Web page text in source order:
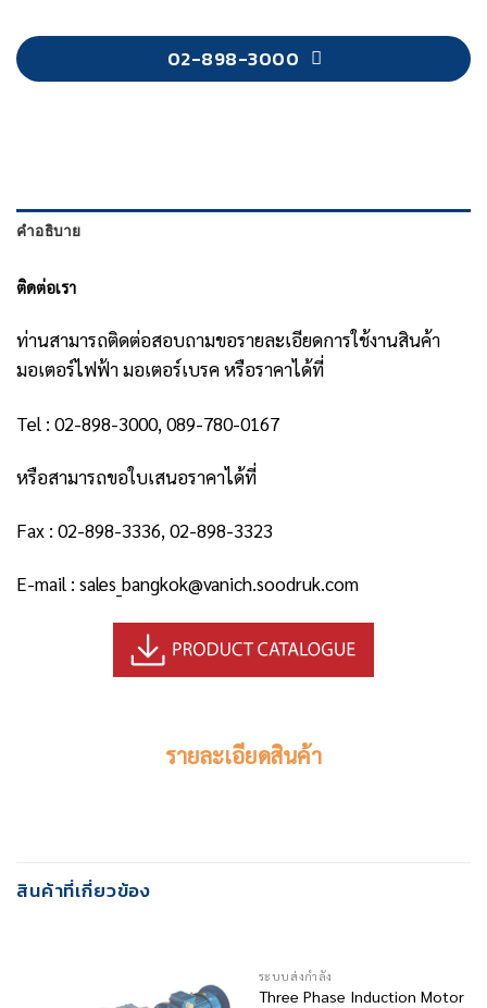
02-898-3000
คำอธิบาย
ติดต่อเรา
ท่านสามารถติดต่อสอบถามขอรายละเอียดการใช้งานสินค้า
มอเตอร์ไฟฟ้า มอเตอร์เบรค หรือราคาได้ที่
Tel : 02-898-3000, 089-780-0167
หรือสามารถขอใบเสนอราคาได้ที่
Fax : 02-898-3336, 02-898-3323
E-mail : sales_bangkok@vanich.soodruk.com
รายละเอียดสินค้า
สินค้าที่เกี่ยวข้อง
ระบบส่งกำลัง
Three Phase Induction Motor